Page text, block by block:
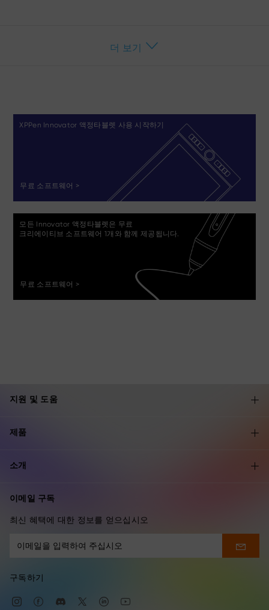
더 보기
XPPen Innovator 액정타블렛 사용 시작하기
무료 소프트웨어 >
모든 Innovator 액정타블렛은 무료
크리에이티브 소프트웨어 1개와 함께 제공됩니다.
무료 소프트웨어 >
지원 및 도움
제품
소개
이메일 구독
최신 혜택에 대한 정보를 얻으십시오
구독하기